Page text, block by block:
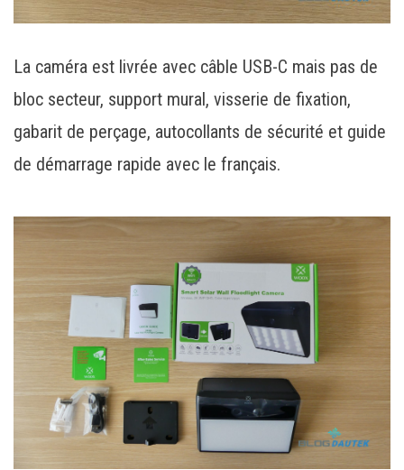
La caméra est livrée avec câble USB-C mais pas de
bloc secteur, support mural, visserie de fixation,
gabarit de perçage, autocollants de sécurité et guide
de démarrage rapide avec le français.